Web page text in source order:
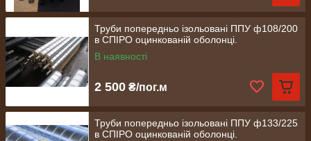
Труби попередньо ізольовані ППУ ф108/200
в СПІРО оцинкованій оболонці.
В наявності
2 500 ₴/пог.м
Труби попередньо ізольовані ППУ ф133/225
в СПІРО оцинкованій оболонці.